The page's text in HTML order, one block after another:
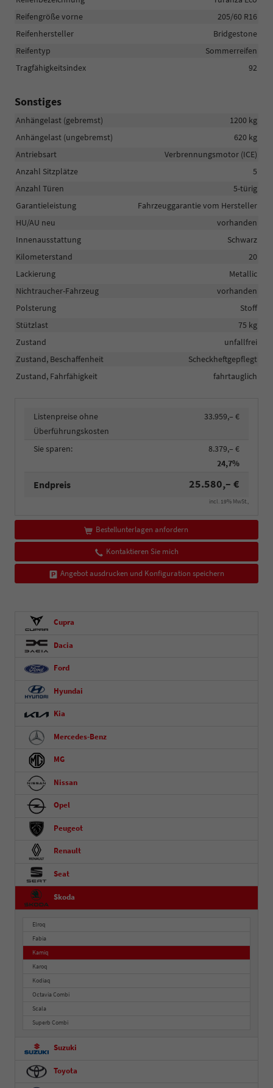
Reifengröße vorne
205/60 R16
Reifenhersteller
Bridgestone
Reifentyp
Sommerreifen
Tragfähigkeitsindex
92
Sonstiges
Anhängelast (gebremst)
1200 kg
Anhängelast (ungebremst)
620 kg
Antriebsart
Verbrennungsmotor (ICE)
Anzahl Sitzplätze
5
Anzahl Türen
5-türig
Garantieleistung
Fahrzeuggarantie vom Hersteller
HU/AU neu
vorhanden
Innenausstattung
Schwarz
Kilometerstand
20
Lackierung
Metallic
Nichtraucher-Fahrzeug
vorhanden
Polsterung
Stoff
Stützlast
75 kg
Zustand
unfallfrei
Zustand, Beschaffenheit
Scheckheftgepflegt
Zustand, Fahrfähigkeit
fahrtauglich
Listenpreise ohne
Überführungskosten
33.959,– €
Sie sparen:
8.379,– €
24,7%
Endpreis 25.580,– €
incl. 19% MwSt.,
Bestellunterlagen anfordern
Kontaktieren Sie mich
Angebot ausdrucken und Konfiguration speichern
Cupra
Dacia
Ford
Hyundai
Kia
Mercedes-Benz
MG
Nissan
Opel
Peugeot
Renault
Seat
Skoda
Elroq
Fabia
Kamiq
Karoq
Kodiaq
Octavia Combi
Scala
Superb Combi
Suzuki
Toyota